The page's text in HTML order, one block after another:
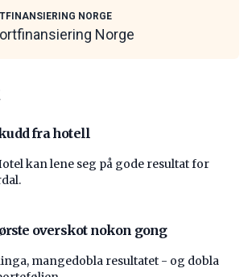
NORGE
Norge
fra hotell
kan lene seg på gode resultat for
overskot nokon gong
mangedobla resultatet - og dobla